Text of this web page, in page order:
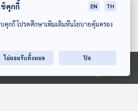
พสาธารณะแห่งประเทศไทย
แฟ
54:45
คุกกี้ EN TH
บคุกกี้ โปรดศึกษาเพิ่มเติมที่นโยบายคุ้มครอง
ไม่ยอมรับทั้งหมด ปิด